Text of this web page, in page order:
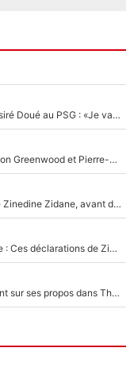
Le transfert de Maghnes Akliouche menace Désiré Doué au PSG : «Je valide à 200%»
«La porte est ouverte pour tout le monde» : Mason Greenwood et Pierre-Emerick Aubameyang ont quitté l'OM, Amine Gouiri balance sur la suite du mercato et sur la réaction du vestiaire !
«Ça pue du c*l» : Quand Yannick Noah a clashé Zinedine Zidane, avant de se faire recadrer par le nouveau sélectionneur de l'équipe de France !
Michael Olise va se régaler en équipe de France : Ces déclarations de Zinedine Zidane qui prouvent qu'il va tout miser sur la star du Bayern Munich !
«Ç'a a été mal interprêté» : Medhi Benatia revient sur ses propos dans The Bridge et précise ses conditions pour rejoindre le PSG !